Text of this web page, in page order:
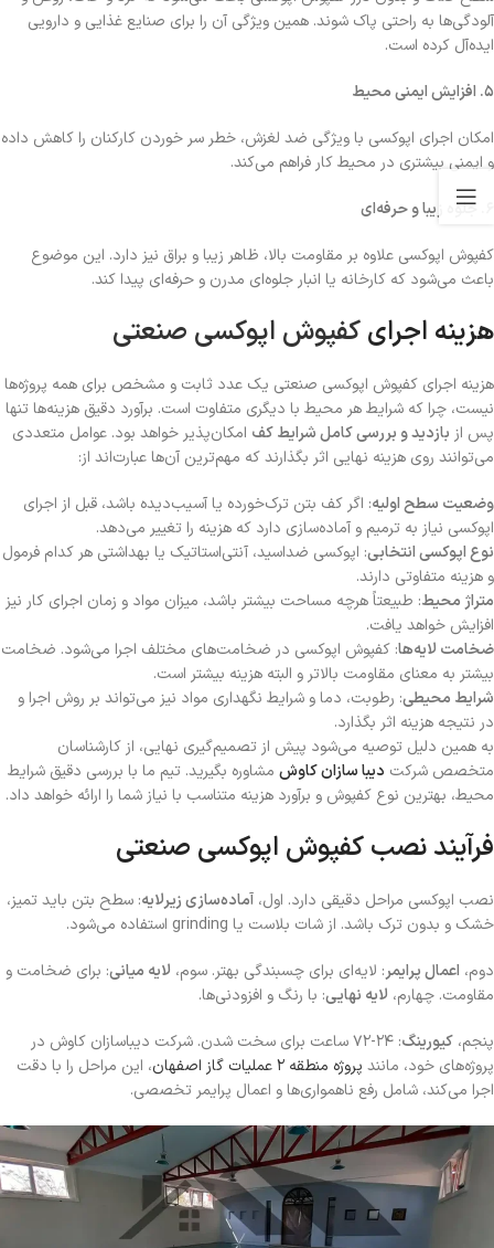
آلودگی‌ها به راحتی پاک شوند. همین ویژگی آن را برای صنایع غذایی و دارویی
ایده‌آل کرده است.
۵. افزایش ایمنی محیط
امکان اجرای اپوکسی با ویژگی ضد لغزش، خطر سر خوردن کارکنان را کاهش داده
و ایمنی بیشتری در محیط کار فراهم می‌کند.
جلوه زیبا و حرفه‌ای
کفپوش اپوکسی علاوه بر مقاومت بالا، ظاهر زیبا و براق نیز دارد. این موضوع
باعث می‌شود که کارخانه یا انبار جلوه‌ای مدرن و حرفه‌ای پیدا کند.
هزینه اجرایکفپوش اپوکسی صنعتی
هزینه اجرای کفپوش اپوکسی صنعتی یک عدد ثابت و مشخص برای همه پروژه‌ها
نیست، چرا که شرایط هر محیط با دیگری متفاوت است. برآورد دقیق هزینه‌ها تنها
پس از بازدید و بررسی کامل شرایط کف امکان‌پذیر خواهد بود. عوامل متعددی
می‌توانند روی هزینه نهایی اثر بگذارند که مهم‌ترین آن‌ها عبارت‌اند از:
وضعیت سطح اولیه: اگر کف بتن ترک‌خورده یا آسیب‌دیده باشد، قبل از اجرای
اپوکسی نیاز به ترمیم و آماده‌سازی دارد که هزینه را تغییر می‌دهد.
نوع اپوکسی انتخابی: اپوکسی ضداسید، آنتی‌استاتیک یا بهداشتی هر کدام فرمول
و هزینه متفاوتی دارند.
متراژ محیط: طبیعتاً هرچه مساحت بیشتر باشد، میزان مواد و زمان اجرای کار نیز
افزایش خواهد یافت.
ضخامت لایه‌ها: کفپوش اپوکسی در ضخامت‌های مختلف اجرا می‌شود. ضخامت
بیشتر به معنای مقاومت بالاتر و البته هزینه بیشتر است.
شرایط محیطی: رطوبت، دما و شرایط نگهداری مواد نیز می‌تواند بر روش اجرا و
در نتیجه هزینه اثر بگذارد.
به همین دلیل توصیه می‌شود پیش از تصمیم‌گیری نهایی، از کارشناسان
متخصص شرکت دیبا سازان کاوش مشاوره بگیرید. تیم ما با بررسی دقیق شرایط
محیط، بهترین نوع کفپوش و برآورد هزینه متناسب با نیاز شما را ارائه خواهد داد.
فرآیند نصب کفپوش اپوکسی صنعتی
نصب اپوکسی مراحل دقیقی دارد. اول، آماده‌سازی زیرلایه: سطح بتن باید تمیز،
خشک و بدون ترک باشد. از شات‌ بلاست یا grinding استفاده می‌شود.
دوم، اعمال پرایمر: لایه‌ای برای چسبندگی بهتر. سوم، لایه میانی: برای ضخامت و
مقاومت. چهارم، لایه نهایی: با رنگ و افزودنی‌ها.
پنجم، کیورینگ
: ۲۴-۷۲ ساعت برای سخت شدن. شرکت دیباسازان کاوش در
پروژه‌های خود، مانند پروژه منطقه ۲ عملیات گاز اصفهان
، این مراحل را با دقت
اجرا می‌کند، شامل رفع ناهمواری‌ها و اعمال پرایمر تخصصی.